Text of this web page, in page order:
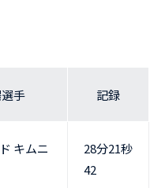
手 記録
キムニ
28分21秒
42